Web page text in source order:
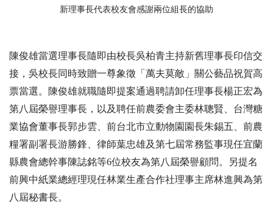
新理事長代表校友會感謝兩位組長的協助
陳俊雄當選理事長隨即由校長吳柏青主持新舊理事長印信交
接，吳校長同時致贈一尊象徵「萬夫莫敵」關公藝品祝賀高
票當選。陳俊雄就職隨即提案通過聘請卸任理事長楊正宏為
第八屆榮譽理事長，以及聘任前農委會主委林聰賢、台灣糖
業協會董事長郭步雲、前台北市立動物園園長朱錫五、前農
糧署副署長游勝鋒、律師葉忠雄及第七屆常務監事現任宜蘭
縣農會總幹事陳誌銘等6位校友為第八屆榮譽顧問。另提名
前興中紙業總經理現任林業生產合作社理事主席林進興為第
八屆秘書長。